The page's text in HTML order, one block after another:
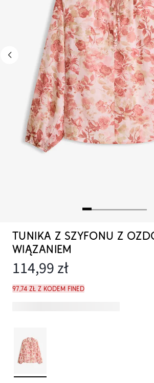
TUNIKA Z SZYFONU Z
WIĄZANIEM
114,99 zł
97,74 zł z kodem FINED